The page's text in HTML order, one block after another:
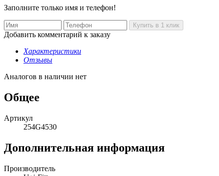
Заполните только имя и телефон!
Добавить комментарий к заказу
Характеристики
Отзывы
Аналогов в наличии нет
Общее
Артикул
254G4530
Дополнительная информация
Производитель